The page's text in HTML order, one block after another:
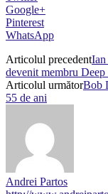
Google+
Pinterest
WhatsApp
Articolul precedentIan
devenit membru
Articolul următorBob
55 de ani
Andrei Partos